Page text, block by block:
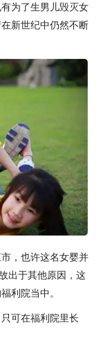
为了生男儿毁灭女
新世纪中仍然不断
，也许这名女婴并
出于其他原因，这
利院当中。
可在福利院里长